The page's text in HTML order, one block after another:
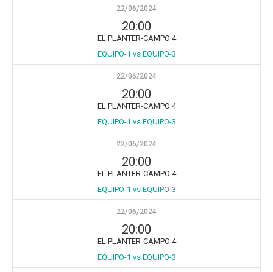
22/06/2024
20:00
EL PLANTER-CAMPO 4
EQUIPO-1 vs EQUIPO-3
22/06/2024
20:00
EL PLANTER-CAMPO 4
EQUIPO-1 vs EQUIPO-3
22/06/2024
20:00
EL PLANTER-CAMPO 4
EQUIPO-1 vs EQUIPO-3
22/06/2024
20:00
EL PLANTER-CAMPO 4
EQUIPO-1 vs EQUIPO-3